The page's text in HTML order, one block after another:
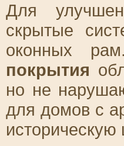
Для
скрытые
оконных
покрытия
но не
для домов с
историческую